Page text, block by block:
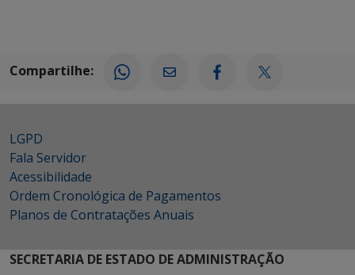
Compartilhe:
LGPD
Fala Servidor
Acessibilidade
Ordem Cronológica de Pagamentos
Planos de Contratações Anuais
SECRETARIA DE ESTADO DE ADMINISTRAÇÃO